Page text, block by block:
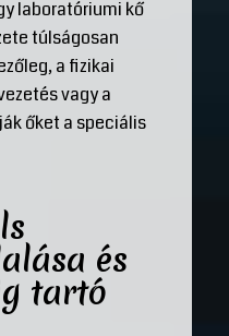
laboratóriumi kő
túlságosan
a fizikai
vagy a
őket a speciális
és
tartó